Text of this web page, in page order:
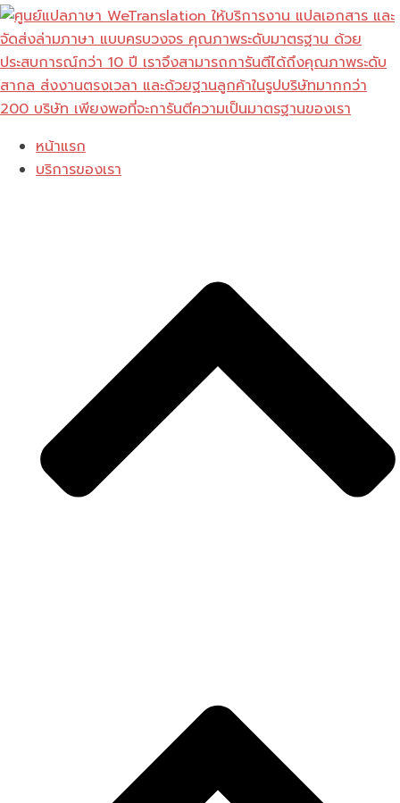
Skip
to
content
หน้าแรก
บริการของเรา